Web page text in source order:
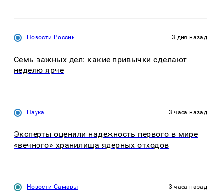
Новости России 3 дня назад
Семь важных дел: какие привычки сделают
неделю ярче
Наука 3 часа назад
Эксперты оценили надежность первого в мире
«вечного» хранилища ядерных отходов
Новости Самары 3 часа назад